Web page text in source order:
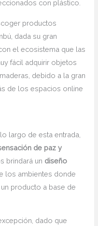
con plástico.
productos
dada su gran
el ecosistema que las
fácil adquirir objetos
debido a la gran
de los espacios online
largo de esta entrada,
de paz y
brindará un diseño
los ambientes donde
producto a base de
dado que